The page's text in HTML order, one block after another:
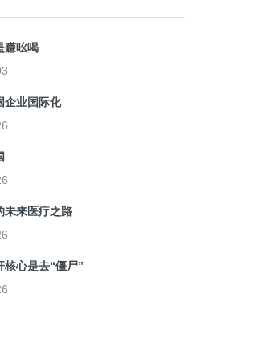
赚吆喝
企业国际化
未来医疗之路
核心是去“僵尸”